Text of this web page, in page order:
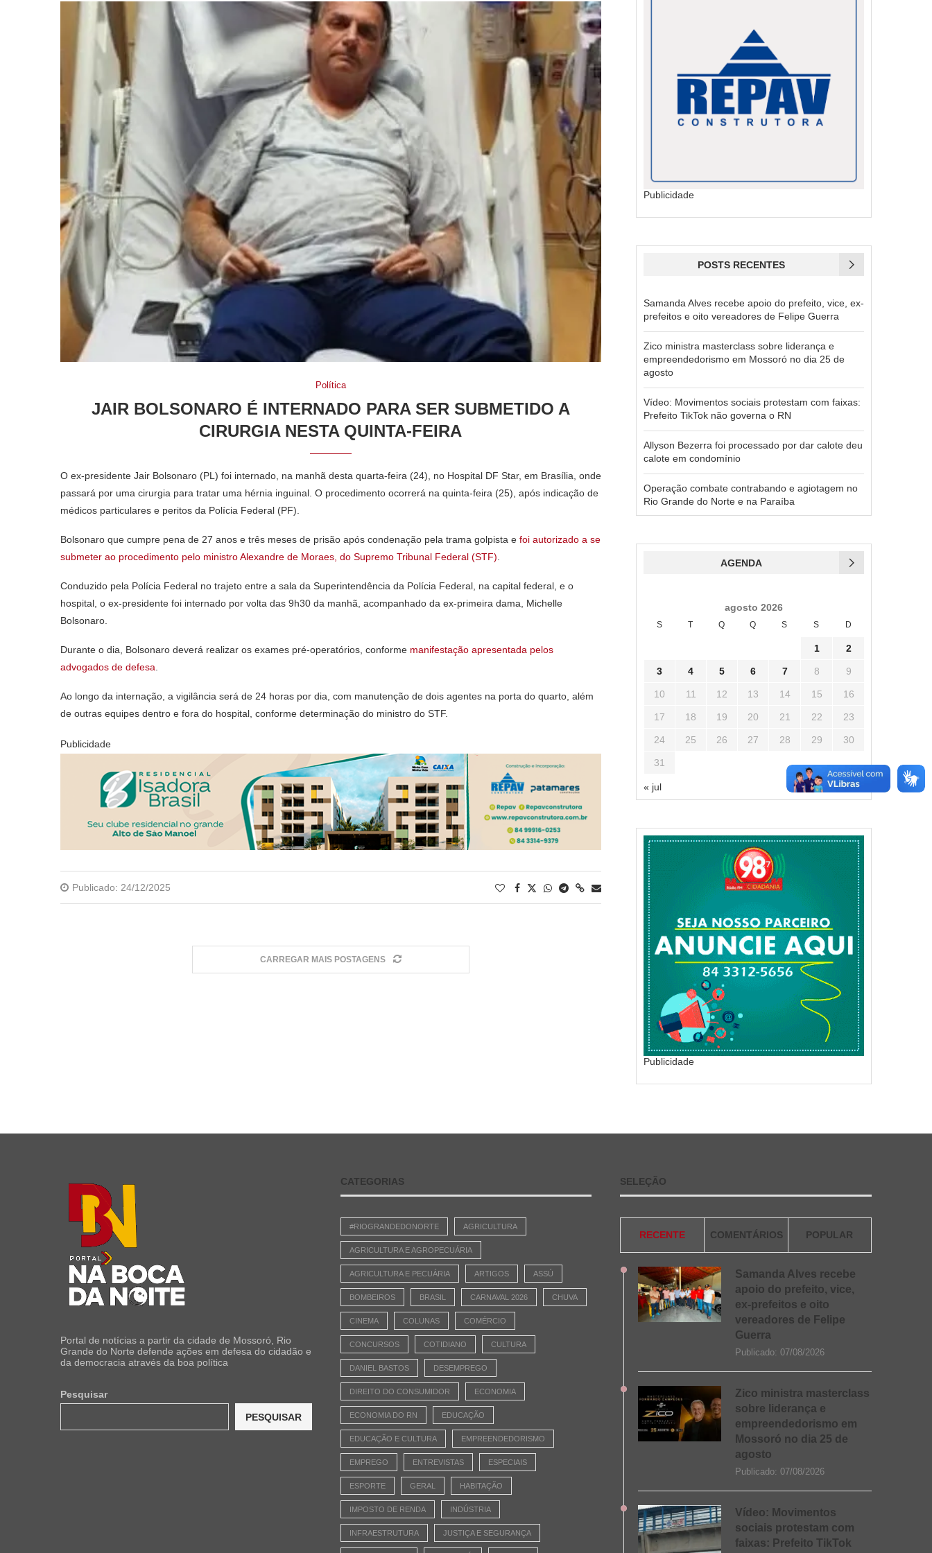
Política
JAIR BOLSONARO É INTERNADO PARA SER SUBMETIDO A
CIRURGIA NESTA QUINTA-FEIRA
O ex-presidente Jair Bolsonaro (PL) foi internado, na manhã desta quarta-feira (24), no Hospital DF Star, em Brasília, onde
passará por uma cirurgia para tratar uma hérnia inguinal. O procedimento ocorrerá na quinta-feira (25), após indicação de
médicos particulares e peritos da Polícia Federal (PF).
Bolsonaro que cumpre pena de 27 anos e três meses de prisão após condenação pela trama golpista e foi autorizado a se
submeter ao procedimento pelo ministro Alexandre de Moraes, do Supremo Tribunal Federal (STF)
Conduzido pela Polícia Federal no trajeto entre a sala da Superintendência da Polícia Federal, na capital federal, e o
hospital, o ex-presidente foi internado por volta das 9h30 da manhã, acompanhado da ex-primeira dama, Michelle
Bolsonaro.
Durante o dia, Bolsonaro deverá realizar os exames pré-operatórios, conforme manifestação apresentada pelos
advogados de defesa
Ao longo da internação, a vigilância será de 24 horas por dia, com manutenção de dois agentes na porta do quarto, além
de outras equipes dentro e fora do hospital, conforme determinação do ministro do STF.
Publicidade
Publicado: 24/12/2025
CARREGAR MAIS POSTAGENS
Publicidade
POSTS RECENTES
Samanda Alves recebe apoio do prefeito, vice, ex-
prefeitos e oito vereadores de Felipe Guerra
Zico ministra masterclass sobre liderança e
empreendedorismo em Mossoró no dia 25 de
agosto
Vídeo: Movimentos sociais protestam com faixas:
Prefeito TikTok não governa o RN
Allyson Bezerra foi processado por dar calote deu
calote em condomínio
Operação combate contrabando e agiotagem no
Rio Grande do Norte e na Paraíba
AGENDA
agosto 2026
S T Q Q S S D
1 2
3 4 5 6 7 8 9
10 11 12 13 14 15 16
17 18 19 20 21 22 23
24 25 26 27 28 29 30
31
« jul
Publicidade
Portal de notícias a partir da cidade de Mossoró, Rio
Grande do Norte defende ações em defesa do cidadão e
da democracia através da boa política
Pesquisar
PESQUISAR
CATEGORIAS
#RIOGRANDEDONORTE AGRICULTURA
AGRICULTURA E AGROPECUÁRIA
AGRICULTURA E PECUÁRIA ARTIGOS ASSÚ
BOMBEIROS BRASIL CARNAVAL 2026 CHUVA
CINEMA COLUNAS COMÉRCIO
CONCURSOS COTIDIANO CULTURA
DANIEL BASTOS DESEMPREGO
DIREITO DO CONSUMIDOR ECONOMIA
ECONOMIA DO RN EDUCAÇÃO
EDUCAÇÃO E CULTURA EMPREENDEDORISMO
EMPREGO ENTREVISTAS ESPECIAIS
ESPORTE GERAL HABITAÇÃO
IMPOSTO DE RENDA INDÚSTRIA
INFRAESTRUTURA JUSTIÇA E SEGURANÇA
SELEÇÃO
RECENTE COMENTÁRIOS POPULAR
Samanda Alves recebe
apoio do prefeito, vice,
ex-prefeitos e oito
vereadores de Felipe
Guerra
Publicado: 07/08/2026
Zico ministra masterclass
sobre liderança e
empreendedorismo em
Mossoró no dia 25 de
agosto
Publicado: 07/08/2026
Vídeo: Movimentos
sociais protestam com
faixas: Prefeito TikTok